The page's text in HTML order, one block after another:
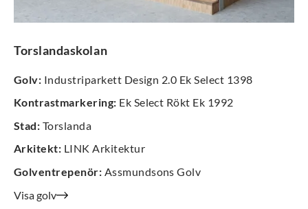
Torslandaskolan
Golv: Industriparkett Design 2.0 Ek Select 1398
Kontrastmarkering: Ek Select Rökt Ek 1992
Stad: Torslanda
Arkitekt: LINK Arkitektur
Golventrepenör: Assmundsons Golv
Visa golv